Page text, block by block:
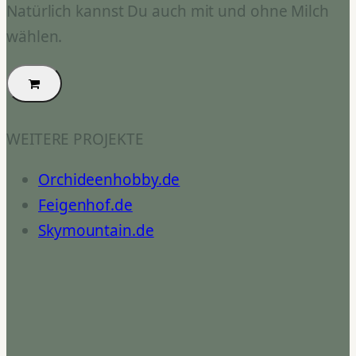
Natürlich kannst Du auch mit und ohne Milch
wählen.
WEITERE PROJEKTE
Orchideenhobby.de
Feigenhof.de
Skymountain.de